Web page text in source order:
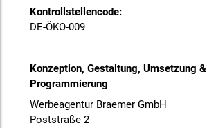
Kontrollstellencode:
DE-ÖKO-009
Konzeption, Gestaltung, Umsetzung &
Programmierung
Werbeagentur Braemer GmbH
Poststraße 2